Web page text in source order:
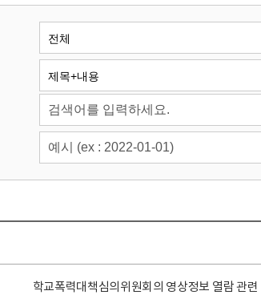
학교폭력대책심의위원회의 영상정보 열람 관련